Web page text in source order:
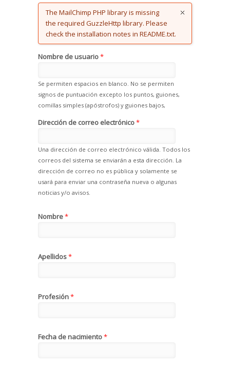
Error message
The MailChimp PHP library is missing
the required GuzzleHttp library. Please
check the installation notes in README.txt.
Nombre de usuario*
Se permiten espacios en blanco. No se permiten
signos de puntuación excepto los puntos, guiones,
comillas simples (apóstrofos) y guiones bajos,
Dirección de correo electrónico*
Una dirección de correo electrónico válida. Todos los
correos del sistema se enviarán a esta dirección. La
dirección de correo no es pública y solamente se
usará para enviar una contraseña nueva o algunas
noticias y/o avisos.
Nombre*
Apellidos*
Profesión*
Fecha de nacimiento*